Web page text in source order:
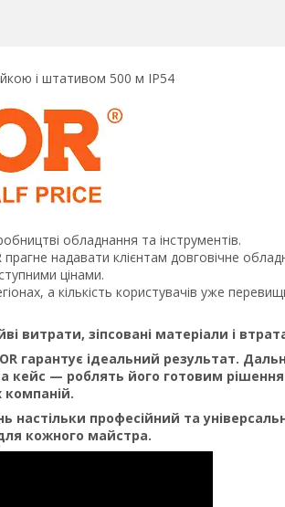
і штативом 500 м IP54
обладнання та інструментів.
прагне надавати клієнтам довговічне
цінами.
а кількість користувачів уже
витрати,​ зіпсовані матеріали і
гарантує ідеальний результат.​
кейс —​ роблять його готовим
компаній.
настільки професійний та
кожного майстра.